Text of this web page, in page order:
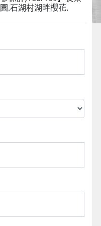
.石湖村湖畔櫻花.